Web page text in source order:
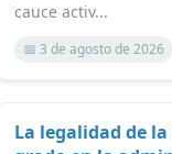
cauce activ...
📅 3 de agosto de 2026
La legalidad de